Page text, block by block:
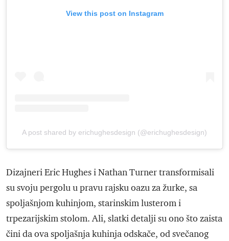
View this post on Instagram
A post shared by erichughesdesign (@erichughesdesign)
Dizajneri Eric Hughes i Nathan Turner transformisali
su svoju pergolu u pravu rajsku oazu za žurke, sa
spoljašnjom kuhinjom, starinskim lusterom i
trpezarijskim stolom. Ali, slatki detalji su ono što zaista
čini da ova spoljašnja kuhinja odskače, od svečanog